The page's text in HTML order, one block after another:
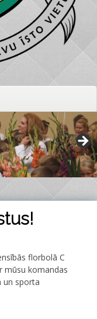
florbolā C
mūsu komandas
un sporta